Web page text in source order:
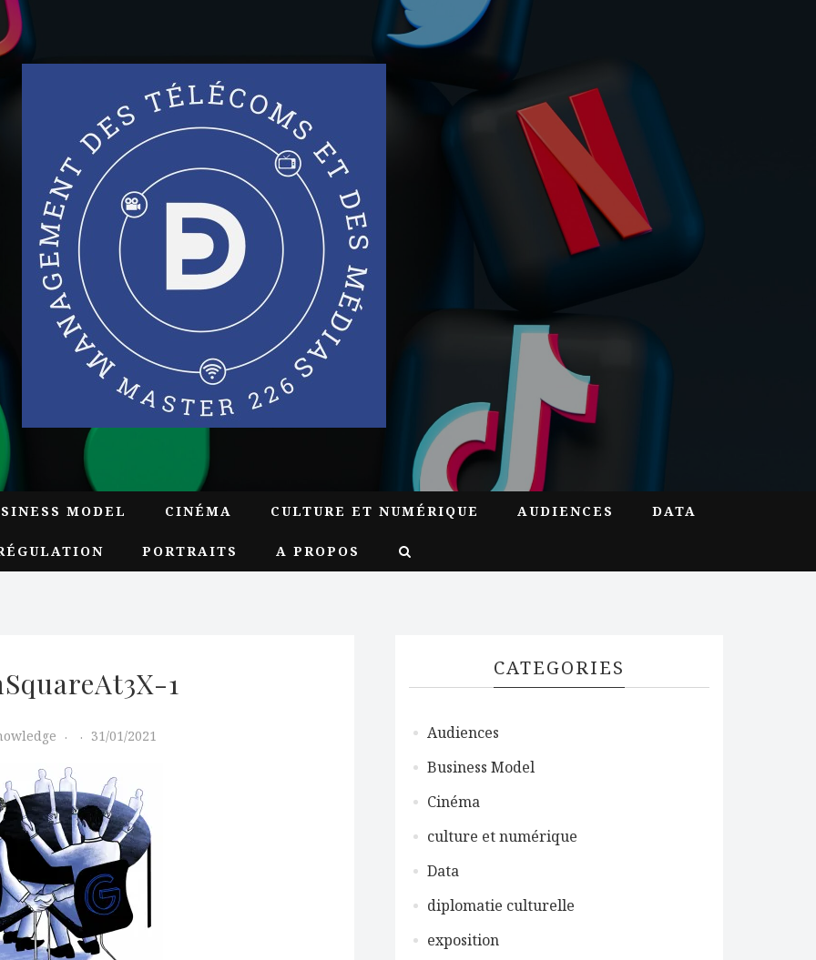
MODEL CINÉMA CULTURE ET NUMÉRIQUE AUDIENCES DATA
PORTRAITS A PROPOS
1
31/01/2021
CATEGORIES
Audiences
Business Model
Cinéma
culture et numérique
Data
diplomatie culturelle
exposition